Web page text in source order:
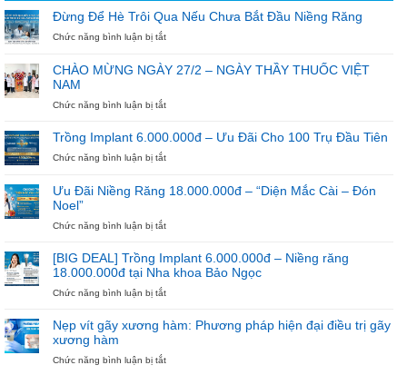
Đừng Để Hè Trôi Qua Nếu Chưa Bắt Đầu Niềng Răng
Chức năng bình luận bị tắtở
Để
Hè
Qua
Chưa
Bắt
Đầu
Răng
CHÀO MỪNG NGÀY 27/2 – NGÀY THẦY THUỐC VIỆT
NAM
Chức năng bình luận bị tắtở
MỪNG
NGÀY
27/2
NGÀY
VIỆT
Trồng Implant 6.000.000đ – Ưu Đãi Cho 100 Trụ Đầu Tiên
Chức năng bình luận bị tắtở
Implant
6.000.000đ
Ưu
Cho
100
Trụ
Đầu
Ưu Đãi Niềng Răng 18.000.000đ – “Diện Mắc Cài – Đón
Noel”
Chức năng bình luận bị tắtở
Niềng
Răng
18.000.000đ
“Diện
–
[BIG DEAL] Trồng Implant 6.000.000đ – Niềng răng
18.000.000đ tại Nha khoa Bảo Ngọc
Chức năng bình luận bị tắtở
DEAL]
Trồng
6.000.000đ
Nẹp vít gãy xương hàm: Phương pháp hiện đại điều trị gãy
xương hàm
Chức năng bình luận bị tắtở